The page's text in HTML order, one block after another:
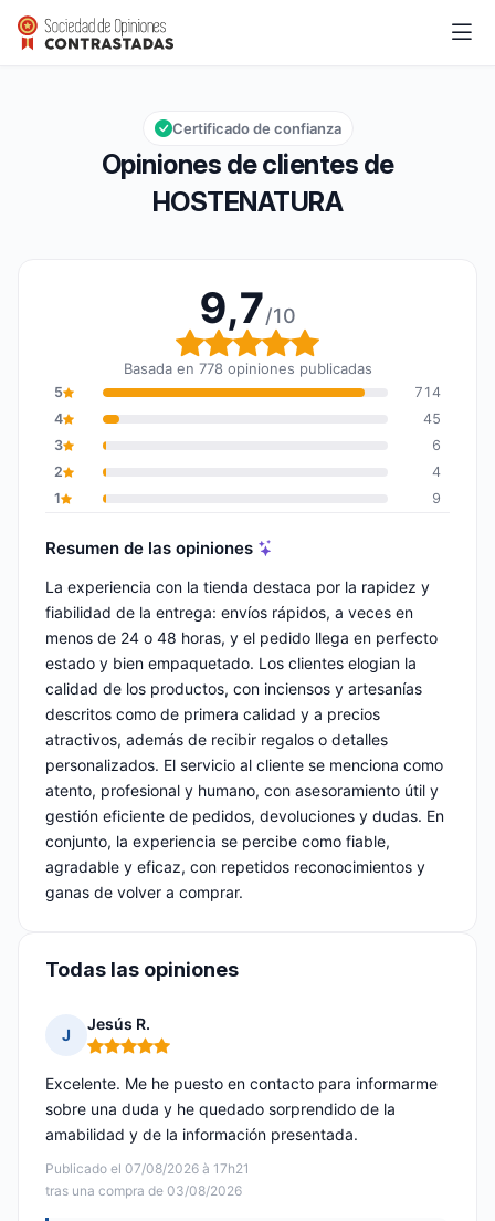
HOSTENATURA
Calificación global: 9,7 de 10
9,7/10
Opiniones de clientes de
HOSTENATURA
Certificado de confianza
9,7/10
Calificación global: 9,7
Basada en 778 opiniones publicadas
5
714
4
45
3
6
2
4
1
9
Resumen de las opiniones
La experiencia con la tienda destaca por la rapidez y
fiabilidad de la entrega: envíos rápidos, a veces en
menos de 24 o 48 horas, y el pedido llega en perfecto
estado y bien empaquetado. Los clientes elogian la
calidad de los productos, con inciensos y artesanías
descritos como de primera calidad y a precios
atractivos, además de recibir regalos o detalles
personalizados. El servicio al cliente se menciona como
atento, profesional y humano, con asesoramiento útil y
gestión eficiente de pedidos, devoluciones y dudas. En
conjunto, la experiencia se percibe como fiable,
agradable y eficaz, con repetidos reconocimientos y
ganas de volver a comprar.
Todas las opiniones
J
Jesús R.
Nota: 5 de 5
Publicado el 07/08/2026 à 17h21
tras una compra de 03/08/2026
Excelente. Me he puesto en contacto para informarme
sobre una duda y he quedado sorprendido de la
amabilidad y de la información presentada.